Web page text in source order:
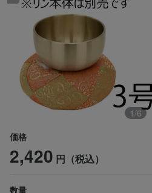
1/6
価格
2,420 円（税込）
数量